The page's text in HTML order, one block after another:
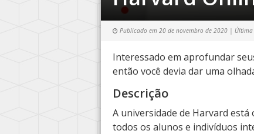
Publicado em 20 de novembro de 2020 | Última
Interessado em aprofundar
então você devia dar uma
Descrição
A universidade de Harvard
todos os alunos e indivíduos